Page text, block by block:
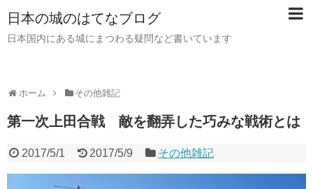
日本の城のはてなブログ
日本国内にある城にまつわる疑問など書いています
ホーム その他雑記
第一次上田合戦 敵を翻弄した巧みな戦術とは
2017/5/1 2017/5/9 その他雑記